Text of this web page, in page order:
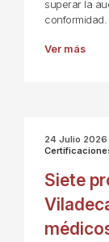
superar la
conformidad.
Ver más
24 Julio 2026
Siete